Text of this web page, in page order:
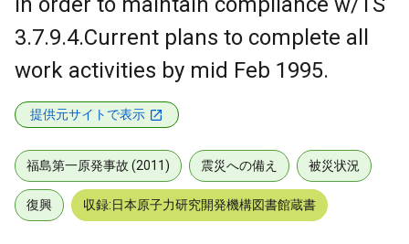
3.7.9.4.Current plans to complete all
work activities by mid Feb 1995.
提供元サイトで表示
福島第一原発事故 (2011) 震災への備え 被災状況
復興 収録:日本原子力研究開発機構図書館蔵書